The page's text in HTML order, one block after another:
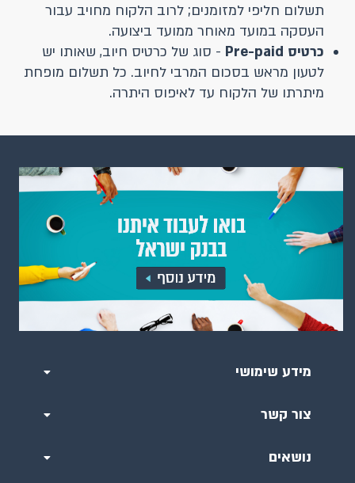
תשלום חליפי למזומנים; לרוב הלקוח מחויב עבור
העסקה במועד מאוחר ממועד ביצועה.
כרטיס Pre-paid
- סוג של כרטיס חיוב, שאותו יש
לטעון מראש בסכום המרבי לחיוב. כל תשלום מופחת
מיתרתו של הלקוח עד לאיפוס היתרה.
מידע שימושי
צור קשר
נושאים